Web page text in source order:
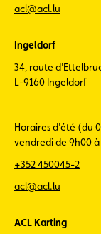
acl@acl.lu
Ingeldorf
34, route
L-9160 Ingeldorf
Horaires d'été (du
vendredi de 9h00 à
+352 450045-2
acl@acl.lu
ACL Karting